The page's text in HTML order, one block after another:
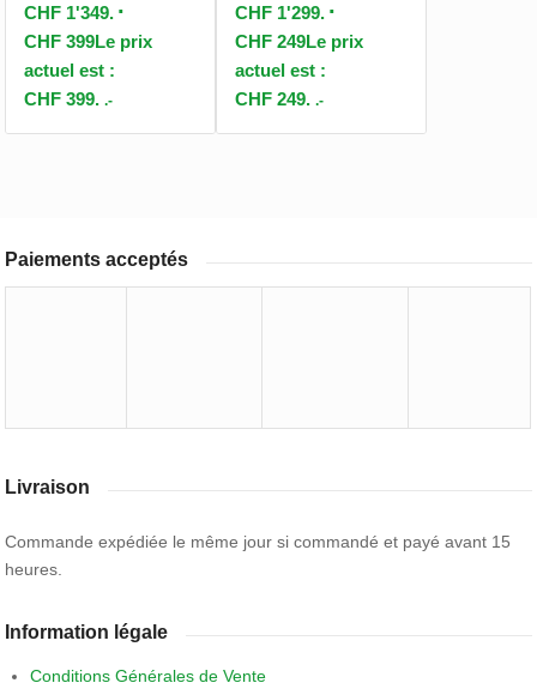
CHF 1'349.
CHF 399Le prix
actuel est :
CHF 399. .-
CHF 1'299.
CHF 249Le prix
actuel est :
CHF 249. .-
Paiements acceptés
Livraison
Commande expédiée le même jour si commandé et payé avant 15
heures.
Information légale
Conditions Générales de Vente